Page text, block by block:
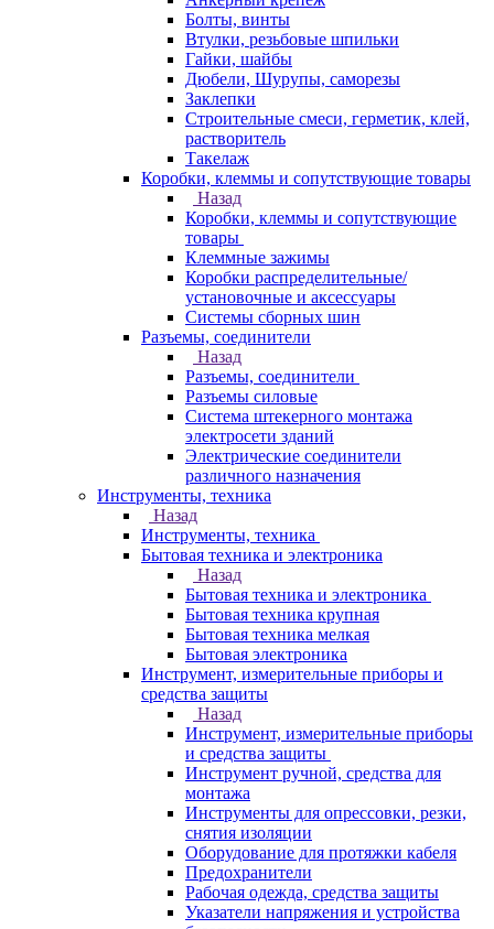
Болты, винты
Втулки, резьбовые шпильки
Гайки, шайбы
Дюбели, Шурупы, саморезы
Заклепки
Строительные смеси, герметик, клей,
растворитель
Такелаж
Коробки, клеммы и сопутствующие товары
Назад
Коробки, клеммы и сопутствующие
товары
Клеммные зажимы
Коробки распределительные/
установочные и аксессуары
Системы сборных шин
Разъемы, соединители
Назад
Разъемы, соединители
Разъемы силовые
Система штекерного монтажа
электросети зданий
Электрические соединители
различного назначения
Инструменты, техника
Назад
Инструменты, техника
Бытовая техника и электроника
Назад
Бытовая техника и электроника
Бытовая техника крупная
Бытовая техника мелкая
Бытовая электроника
Инструмент, измерительные приборы и
средства защиты
Назад
Инструмент, измерительные приборы
и средства защиты
Инструмент ручной, средства для
монтажа
Инструменты для опрессовки, резки,
снятия изоляции
Оборудование для протяжки кабеля
Предохранители
Рабочая одежда, средства защиты
Указатели напряжения и устройства